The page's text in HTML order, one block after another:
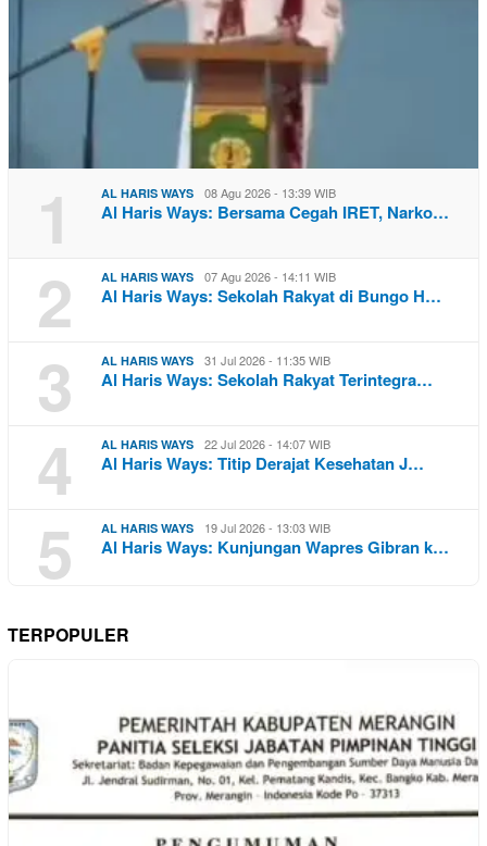
1 AL HARIS WAYS 08 Agu 2026 - 13:39 WIB
Al Haris Ways: Bersama Cegah IRET, Narko…
2 AL HARIS WAYS 07 Agu 2026 - 14:11 WIB
Al Haris Ways: Sekolah Rakyat di Bungo H…
3 AL HARIS WAYS 31 Jul 2026 - 11:35 WIB
Al Haris Ways: Sekolah Rakyat Terintegra…
4 AL HARIS WAYS 22 Jul 2026 - 14:07 WIB
Al Haris Ways: Titip Derajat Kesehatan J…
5 AL HARIS WAYS 19 Jul 2026 - 13:03 WIB
Al Haris Ways: Kunjungan Wapres Gibran k…
TERPOPULER